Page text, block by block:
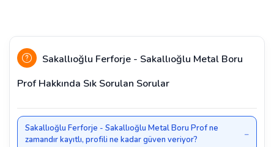
Sakallıoğlu Ferforje - Sakallıoğlu Metal Boru
Prof Hakkında Sık Sorulan Sorular
Sakallıoğlu Ferforje - Sakallıoğlu Metal Boru Prof ne
zamandır kayıtlı, profili ne kadar güven veriyor?